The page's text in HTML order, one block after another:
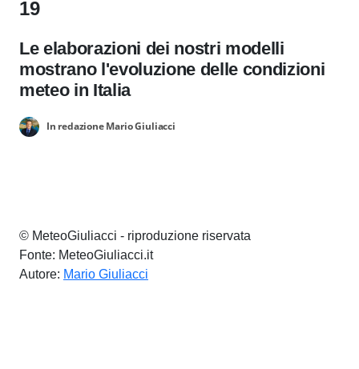
19
Le elaborazioni dei nostri modelli
mostrano l'evoluzione delle condizioni
meteo in Italia
In redazione Mario Giuliacci
© MeteoGiuliacci - riproduzione riservata
Fonte: MeteoGiuliacci.it
Autore: Mario Giuliacci